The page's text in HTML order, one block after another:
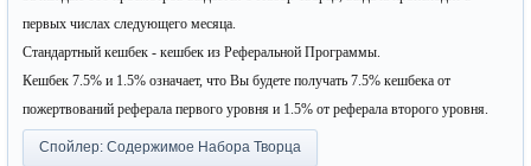
первых числах следующего месяца.
Стандартный кешбек - кешбек из Реферальной Программы.
Кешбек 7.5% и 1.5% означает, что Вы будете получать 7.5% кешбека от
пожертвований реферала первого уровня и 1.5% от реферала второго уровня.
Спойлер: Содержимое Набора Творца